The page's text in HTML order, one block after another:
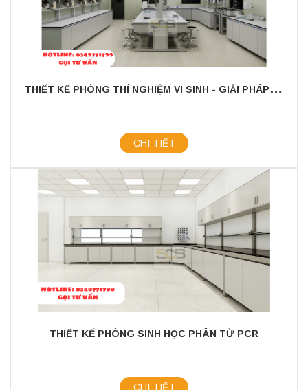
CHI TIẾT
THIẾT KẾ PHÒNG SINH HỌC PHÂN TỬ PCR
CHI TIẾT